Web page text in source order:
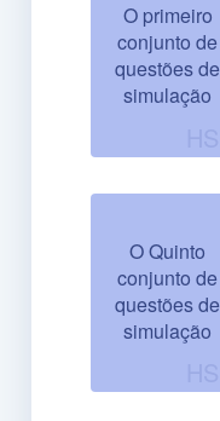
O primeiro
conjunto de
questões de
simulação
O Quinto
conjunto de
questões de
simulação